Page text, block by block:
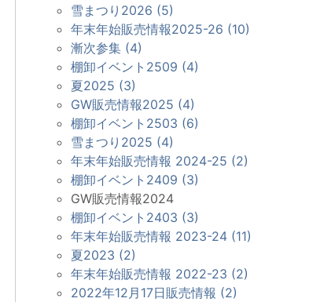
雪まつり2026 (5)
年末年始販売情報2025-26 (10)
漸次参集 (4)
棚卸イベント2509 (4)
夏2025 (3)
GW販売情報2025 (4)
棚卸イベント2503 (6)
雪まつり2025 (4)
年末年始販売情報 2024-25 (2)
棚卸イベント2409 (3)
GW販売情報2024
棚卸イベント2403 (3)
年末年始販売情報 2023-24 (11)
夏2023 (2)
年末年始販売情報 2022-23 (2)
2022年12月17日販売情報 (2)